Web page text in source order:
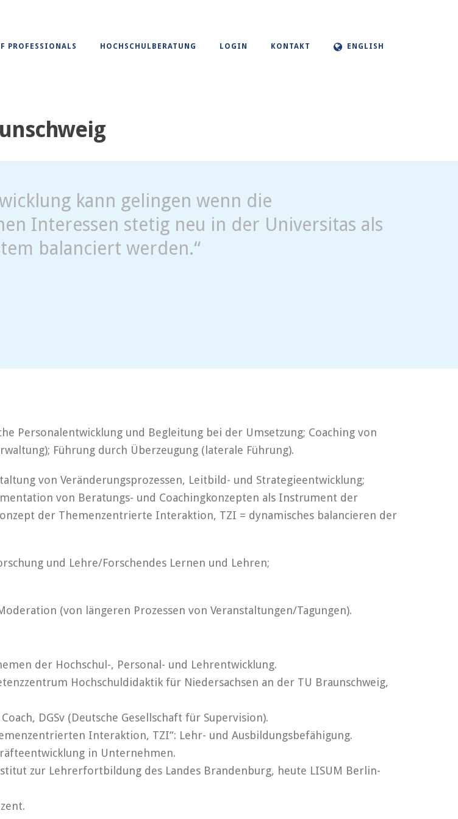
PROFESSIONALS HOCHSCHULBERATUNG LOGIN KONTAKT ENGLISH
kann gelingen wenn die
Interessen stetig neu in der Universitas als
balanciert werden.“
Personalentwicklung und Begleitung bei der Umsetzung; Coaching von
Führung durch Überzeugung (laterale Führung).
von Veränderungsprozessen, Leitbild- und Strategieentwicklung;
von Beratungs- und Coachingkonzepten als Instrument der
der Themenzentrierte Interaktion, TZI = dynamisches balancieren der
und Lehre/Forschendes Lernen und Lehren;
(von längeren Prozessen von Veranstaltungen/Tagungen).
der Hochschul-, Personal- und Lehrentwicklung.
Hochschuldidaktik für Niedersachsen an der TU Braunschweig,
DGSv (Deutsche Gesellschaft für Supervision).
Interaktion, TZI“: Lehr- und Ausbildungsbefähigung.
in Unternehmen.
zur Lehrerfortbildung des Landes Brandenburg, heute LISUM Berlin-